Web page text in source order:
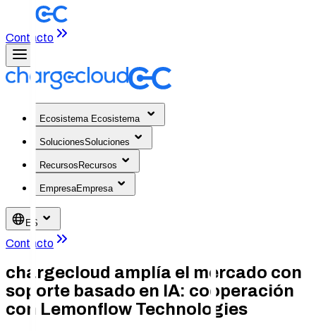
Contacto
Ecosistema Ecosistema
SolucionesSoluciones
Recursos Recursos
EmpresaEmpresa
ES
Contacto
chargecloud amplía el mercado con
soporte basado en IA: cooperación
con Lemonflow Technologies